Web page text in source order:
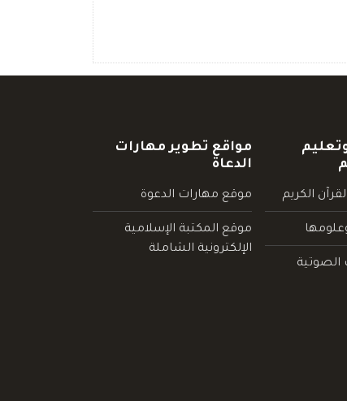
الكريم
الصوتية
مواقع تطوير مهارات
الدعاة
موقع مهارات الدعوة
موقع المكتبة الإسلامية
الإلكترونية الشاملة